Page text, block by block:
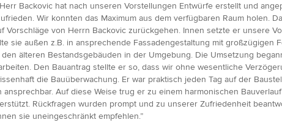
Backovic hat nach unseren Vorstellungen Entwürfe erstellt und
Wir konnten das Maximum aus dem verfügbaren Raum holen.
von Herrn Backovic zurückgehen. Innen setzte er unsere
sie außen z.B. in ansprechende Fassadengestaltung mit großzügigen
älteren Bestandsgebäuden in der Umgebung. Die Umsetzung
Den Bauantrag stellte er so, dass wir ohne wesentliche
die Bauüberwachung. Er war praktisch jeden Tag auf der
Auf diese Weise trug er zu einem harmonischen
Rückfragen wurden prompt und zu unserer Zufriedenheit
sie uneingeschränkt empfehlen.”